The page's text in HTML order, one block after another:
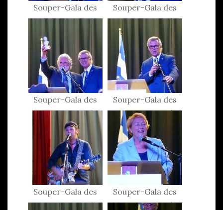
Souper-Gala des
Patriotes 2015
Souper-Gala des
Patriotes 2015
Souper-Gala des
Patriotes 2015
Souper-Gala des
Patriotes 2015
Souper-Gala des
Patriotes 2015
Souper-Gala des
Patriotes 2015